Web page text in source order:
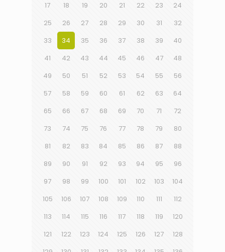
17
18 19 20 21 22 23
24
25
26 27 28 29 30 31
32
33
34 35 36 37 38 39
40
41
42 43 44 45 46 47
48
49
50 51 52 53 54 55
56
57
58 59 60 61 62 63
64
65
66 67 68 69 70 71
72
73
74 75 76 77 78 79
80
81
82 83 84 85 86 87
88
89
90 91 92 93 94 95
96
97
98 99 100 101 102 103
104
105
106 107 108 109 110 111
112
113
114 115 116 117 118 119
120
121
122 123 124 125 126 127
128